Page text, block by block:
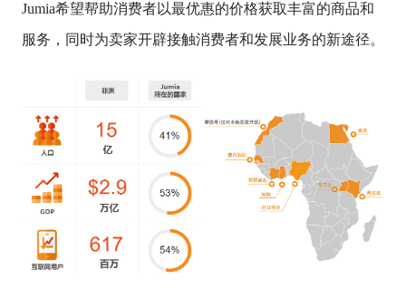
Jumia希望帮助消费者以最优惠的价格获取丰富的商品和
服务，同时为卖家开辟接触消费者和发展业务的新途径。